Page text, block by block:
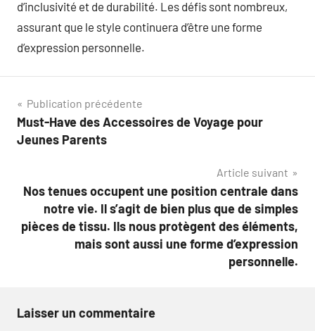
d’inclusivité et de durabilité. Les défis sont nombreux,
assurant que le style continuera d’être une forme
d’expression personnelle.
Navigation
de
Publication précédente
Must-Have des Accessoires de Voyage pour
Jeunes Parents
Article suivant
Nos tenues occupent une position centrale dans
notre vie. Il s’agit de bien plus que de simples
pièces de tissu. Ils nous protègent des éléments,
mais sont aussi une forme d’expression
personnelle.
Laisser un commentaire